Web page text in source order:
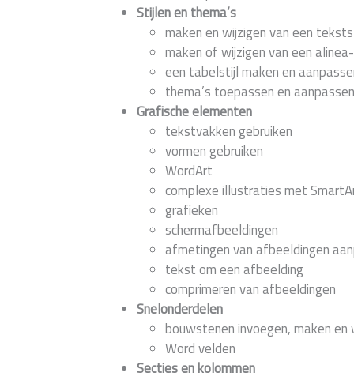
Stijlen en thema’s
maken en wijzigen van een
maken of wijzigen van een
een tabelstijl maken en
thema’s toepassen en aanpassen
Grafische elementen
tekstvakken gebruiken
vormen gebruiken
WordArt
complexe illustraties met
grafieken
schermafbeeldingen
afmetingen van afbeeldingen
tekst om een afbeelding
comprimeren van afbeeldingen
Snelonderdelen
bouwstenen invoegen, maken en
Word velden
Secties en kolommen